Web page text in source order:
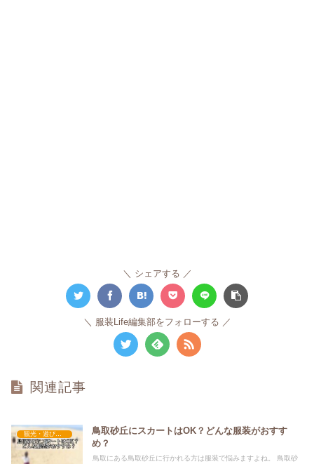
シェアする
服装Life編集部をフォローする
関連記事
観光・遊びスポット×おすすめの服装
鳥取砂丘にスカートはOK？どんな服装がおすす
め？
鳥取にある鳥取砂丘に行かれる方は服装で悩みますよね。 鳥取砂